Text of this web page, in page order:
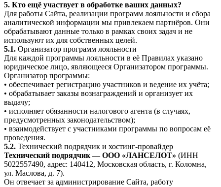
5. Кто ещё участвует в обработке ваших данных?
Для работы Сайта, реализации программ лояльности и сбора
аналитической информации мы привлекаем партнёров. Они
обрабатывают данные только в рамках своих задач и не
используют их для собственных целей.
5.1. Организатор программ лояльности
Для каждой программы лояльности в её Правилах указано
юридическое лицо, являющееся Организатором программы.
Организатор программы:
• обеспечивает регистрацию участников и ведение их учёта;
• обрабатывает заказы вознаграждений и организует их
выдачу;
• исполняет обязанности налогового агента (в случаях,
предусмотренных законодательством);
• взаимодействует с участниками программы по вопросам её
проведения.
5.2. Технический подрядчик и хостинг-провайдер
Технический подрядчик — ООО «ЛАНСЕЛОТ» (ИНН
5022557490, адрес: 140412, Московская область, г. Коломна,
ул. Маслова, д. 7).
Он отвечает за администрирование Сайта, работу